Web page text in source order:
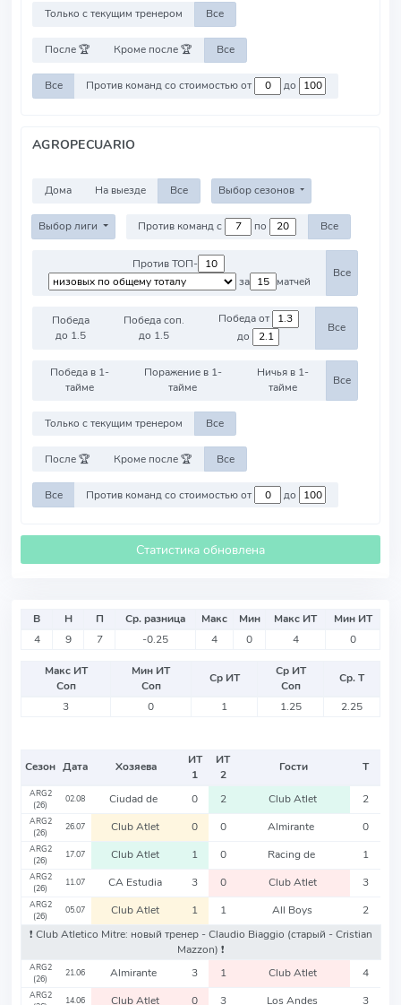
Только с текущим тренером Все
После 🏆 Кроме после 🏆 Все
Все Против команд со стоимостью от до
AGROPECUARIO
Дома На выезде Все Выбор сезонов
Выбор лиги Против команд с по Все
Против ТОП-
за
матчей
Все
Победа
до 1.5
Победа соп.
до 1.5
Победа от
до
Все
Победа в 1-
тайме
Поражение в 1-
тайме
Ничья в 1-
тайме
Все
Только с текущим тренером Все
После 🏆 Кроме после 🏆 Все
Все Против команд со стоимостью от до
Статистика обновлена
В Н П Ср. разница Макс Мин Макс ИТ
Мин ИТ
4
9 7 -0.25 4 0 4 0
Макс ИТ
Соп
Мин ИТ
Соп
Ср ИТ
Ср ИТ
Соп
Ср. Т
3
0 1 1.25 2.25
Сезон Дата Хозяева
ИТ
1
ИТ
2
Гости Т
ARG2
(26)
02.08 Ciudad de 0 2 Club Atlet 2
ARG2
(26)
26.07 Club Atlet 0 0 Almirante 0
ARG2
(26)
17.07 Club Atlet 1 0 Racing de 1
ARG2
(26)
11.07 CA Estudia 3 0 Club Atlet 3
ARG2
(26)
05.07 Club Atlet 1 1 All Boys
2
❗️ Club Atletico Mitre: новый тренер - Claudio Biaggio (старый - Cristian
Mazzon) ❗️
ARG2
(26)
21.06 Almirante 3 1 Club Atlet 4
ARG2
14.06 Club Atlet 0 3 Los Andes 3